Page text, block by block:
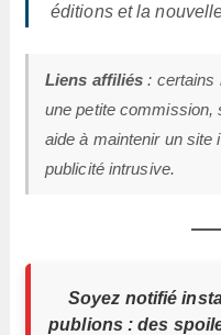
éditions et la
Liens affiliés : certains
une petite commission,
aide à maintenir un site
publicité intrusive.
Soyez notifié
publions : des